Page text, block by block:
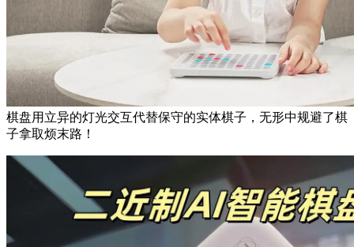
棋盘用立异的灯光交互代替保守的实体棋子，无形中规避了棋
子拿取烦末路！